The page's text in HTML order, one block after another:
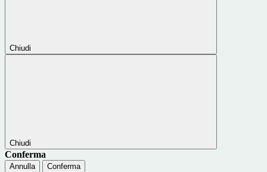
Chiudi
Chiudi
Conferma
Annulla Conferma